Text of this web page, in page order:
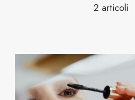
2 articoli